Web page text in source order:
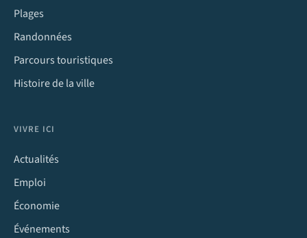
Plages
Randonnées
Parcours touristiques
Histoire de la ville
VIVRE ICI
Actualités
Emploi
Économie
Événements